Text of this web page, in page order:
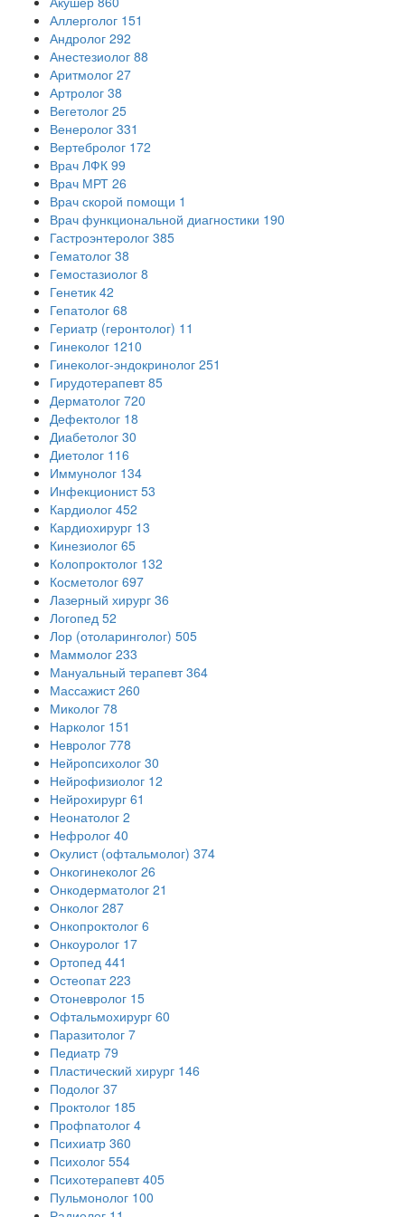
Аллерголог 151
Андролог 292
Анестезиолог 88
Аритмолог 27
Артролог 38
Вегетолог 25
Венеролог 331
Вертебролог 172
Врач ЛФК 99
Врач МРТ 26
Врач скорой помощи 1
Врач функциональной диагностики 190
Гастроэнтеролог 385
Гематолог 38
Гемостазиолог 8
Генетик 42
Гепатолог 68
Гериатр (геронтолог) 11
Гинеколог 1210
Гинеколог-эндокринолог 251
Гирудотерапевт 85
Дерматолог 720
Дефектолог 18
Диабетолог 30
Диетолог 116
Иммунолог 134
Инфекционист 53
Кардиолог 452
Кардиохирург 13
Кинезиолог 65
Колопроктолог 132
Косметолог 697
Лазерный хирург 36
Логопед 52
Лор (отоларинголог) 505
Маммолог 233
Мануальный терапевт 364
Массажист 260
Миколог 78
Нарколог 151
Невролог 778
Нейропсихолог 30
Нейрофизиолог 12
Нейрохирург 61
Неонатолог 2
Нефролог 40
Окулист (офтальмолог) 374
Онкогинеколог 26
Онкодерматолог 21
Онколог 287
Онкопроктолог 6
Онкоуролог 17
Ортопед 441
Остеопат 223
Отоневролог 15
Офтальмохирург 60
Паразитолог 7
Педиатр 79
Пластический хирург 146
Подолог 37
Проктолог 185
Профпатолог 4
Психиатр 360
Психолог 554
Психотерапевт 405
Пульмонолог 100